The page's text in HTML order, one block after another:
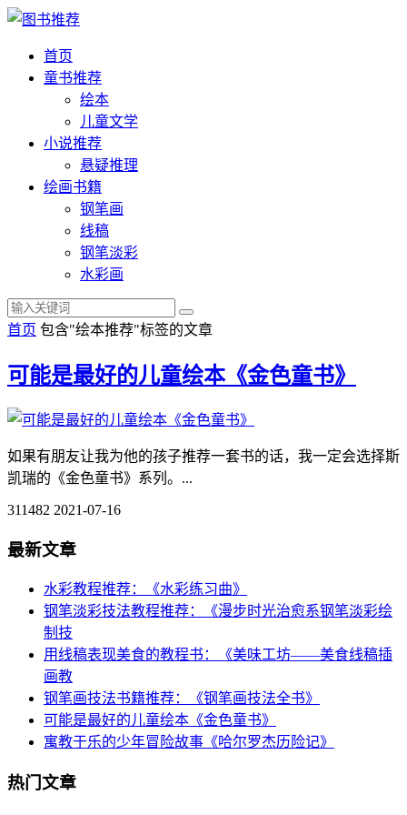
首页
童书推荐
绘本
儿童文学
小说推荐
悬疑推理
绘画书籍
钢笔画
线稿
钢笔淡彩
水彩画
首页 包含"绘本推荐"标签的文章
可能是最好的儿童绘本《金色童书》
如果有朋友让我为他的孩子推荐一套书的话，我一定会选择斯
凯瑞的《金色童书》系列。...
311482 2021-07-16
最新文章
水彩教程推荐：《水彩练习曲》
钢笔淡彩技法教程推荐：《漫步时光治愈系钢笔淡彩绘
制技
用线稿表现美食的教程书：《美味工坊——美食线稿插
画教
钢笔画技法书籍推荐：《钢笔画技法全书》
可能是最好的儿童绘本《金色童书》
寓教于乐的少年冒险故事《哈尔罗杰历险记》
热门文章